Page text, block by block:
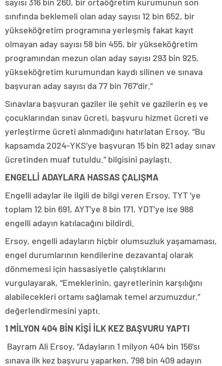
sınıfında beklemeli olan aday sayısı 12 bin 652, bir
yükseköğretim programına yerleşmiş fakat kayıt
olmayan aday sayısı 58 bin 455, bir yükseköğretim
programından mezun olan aday sayısı 293 bin 925,
yükseköğretim kurumundan kaydı silinen ve sınava
başvuran aday sayısı da 77 bin 767’dir.”
Sınavlara başvuran gaziler ile şehit ve gazilerin eş ve
çocuklarından sınav ücreti, başvuru hizmet ücreti ve
yerleştirme ücreti alınmadığını hatırlatan Ersoy, “Bu
kapsamda 2024-YKS’ye başvuran 15 bin 821 aday sınav
ücretinden muaf tutuldu.” bilgisini paylaştı.
ENGELLİ ADAYLARA HASSAS ÇALIŞMA
Engelli adaylar ile ilgili de bilgi veren Ersoy, TYT ‘ye
toplam 12 bin 691, AYT’ye 8 bin 171, YDT’ye ise 988
engelli adayın katılacağını bildirdi.
Ersoy, engelli adayların hiçbir olumsuzluk yaşamaması,
engel durumlarının kendilerine dezavantaj olarak
dönmemesi için hassasiyetle çalıştıklarını
vurgulayarak, “Emeklerinin, gayretlerinin karşılığını
alabilecekleri ortamı sağlamak temel arzumuzdur.”
değerlendirmesini yaptı.
1 MİLYON 404 BİN KİŞİ İLK KEZ BAŞVURU YAPTI
Bayram Ali Ersoy, “Adayların 1 milyon 404 bin 156’sı
sınava ilk kez başvuru yaparken, 798 bin 409 adayın